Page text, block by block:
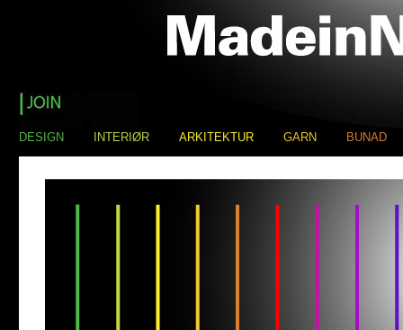
DESIGN INTERIØR ARKITEKTUR GARN BUNAD